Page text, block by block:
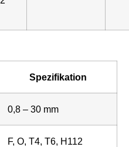
Spezifikation
0,8 – 30 mm
F, O, T4, T6, H112